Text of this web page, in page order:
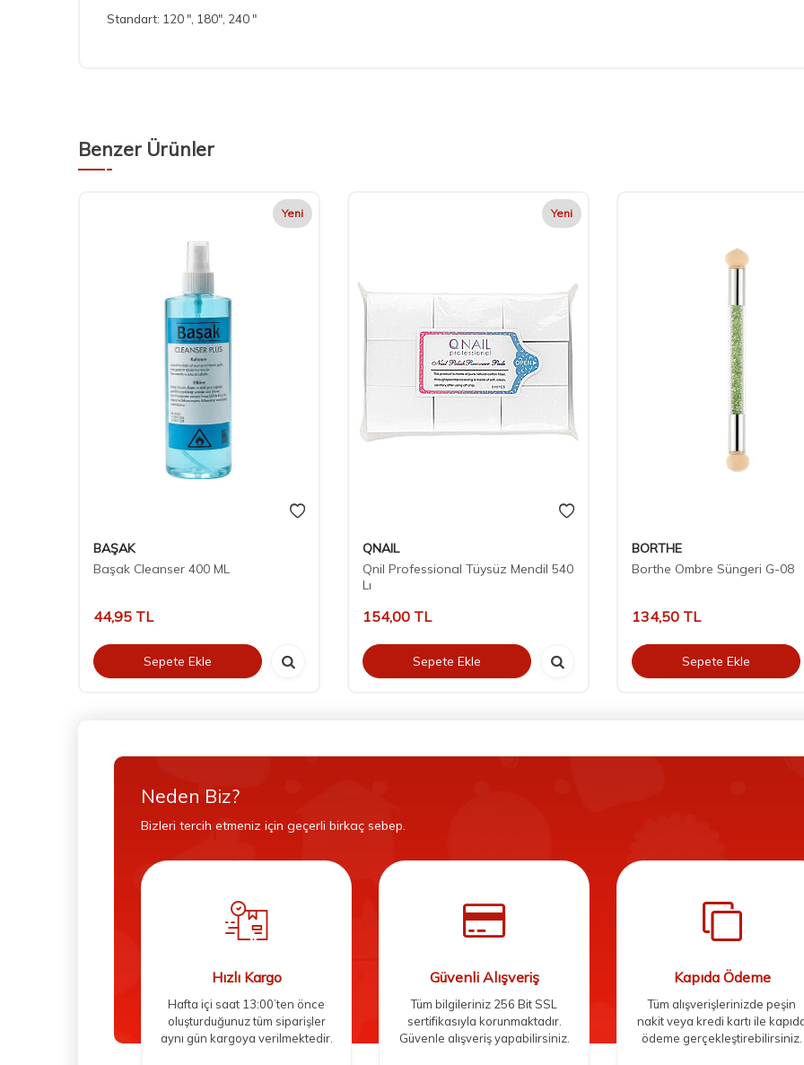
Standart: 120 ", 180", 240 "
Benzer Ürünler
Yeni
BAŞAK
Başak Cleanser 400 ML
44,95 TL
Sepete Ekle
Yeni
QNAIL
Qnil Professional Tüysüz Mendil 540
Lı
154,00 TL
Sepete Ekle
BORTHE
Borthe Ombre Süngeri G-08
134,50 TL
Sepete Ekle
Neden Biz?
Bizleri tercih etmeniz için geçerli birkaç sebep.
Hızlı Kargo
Hafta içi saat 13:00’ten önce
oluşturduğunuz tüm siparişler
aynı gün kargoya verilmektedir.
Güvenli Alışveriş
Tüm bilgileriniz 256 Bit SSL
sertifikasıyla korunmaktadır.
Güvenle alışveriş yapabilirsiniz.
Kapıda Ödeme
Tüm alışverişlerinizde peşin
nakit veya kredi kartı ile
ödeme gerçekleştirebilirsiniz.